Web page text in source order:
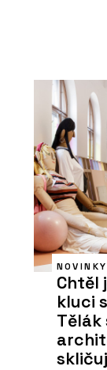
Chtěl
kluci
Tělák